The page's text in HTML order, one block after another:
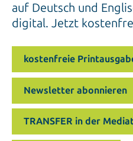
auf Deutsch und
digital. Jetzt
kostenfreie
Newsletter abonnieren
TRANSFER in der